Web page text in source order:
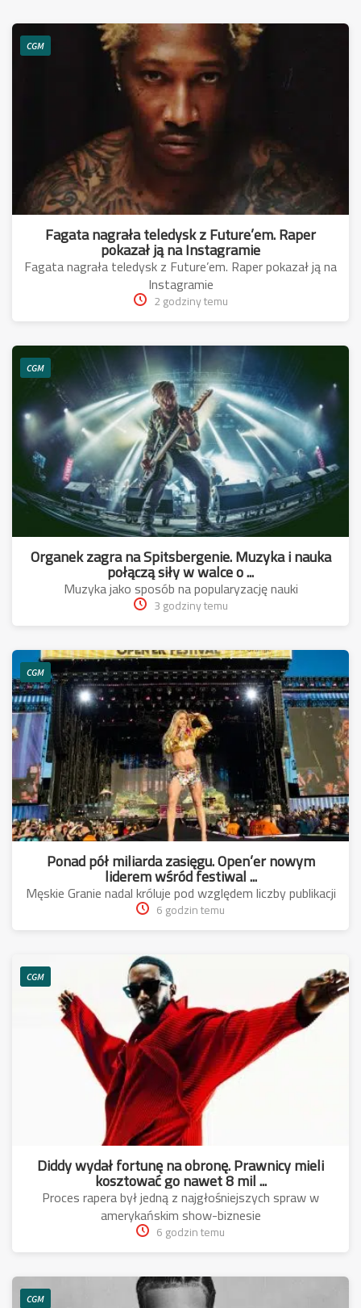
CGM
Fagata nagrała teledysk z Future’em. Raper
pokazał ją na Instagramie
Fagata nagrała teledysk z Future’em. Raper pokazał ją na
Instagramie
2 godziny temu
CGM
Organek zagra na Spitsbergenie. Muzyka i nauka
połączą siły w walce o ...
Muzyka jako sposób na popularyzację nauki
3 godziny temu
CGM
Ponad pół miliarda zasięgu. Open’er nowym
liderem wśród festiwal ...
Męskie Granie nadal króluje pod względem liczby publikacji
6 godzin temu
CGM
Diddy wydał fortunę na obronę. Prawnicy mieli
kosztować go nawet 8 mil ...
Proces rapera był jedną z najgłośniejszych spraw w
amerykańskim show-biznesie
6 godzin temu
CGM